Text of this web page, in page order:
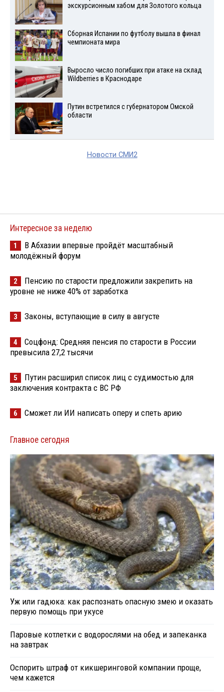
экскурсионным хабом для Золотого кольца
Сборная Испании по футболу вышла в финал
чемпионата мира
Выросло число погибших при атаке на склад
Wildberries в Краснодаре
Путин встретился с губернатором Омской
области
Новости СМИ2
Интересное за неделю
1
В Абхазии впервые пройдёт масштабный
молодёжный форум
2
Пенсию по старости предложили закрепить на
уровне не ниже 40% от заработка
3 Законы, вступающие в силу в августе
4
Соцфонд: Средняя пенсия по старости в России
превысила 27,2 тысячи
5
Путин расширил список лиц с судимостью для
заключения контракта с ВС РФ
6 Сможет ли ИИ написать оперу и спеть арию
Главное сегодня
Уж или гадюка: как распознать опасную змею и оказать
первую помощь при укусе
Паровые котлетки с водорослями на обед и запеканка
на завтрак
Оспорить штраф от кикшеринговой компании проще,
чем кажется